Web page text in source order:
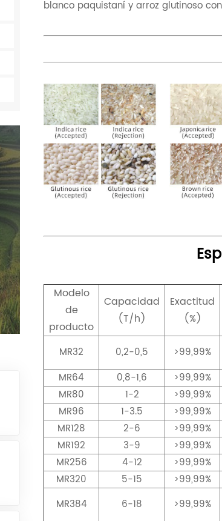
blanco paquistaní y arroz glutinoso
Modelo
de
producto
Capacidad
(T/h)
Exactitud
(%)
MR32 0,2-0,5 >99,99%
MR64
0,8-1,6 >99,99%
MR80
1-2 >99,99%
MR96
1-3.5 >99,99%
MR128
2-6 >99,99%
MR192
3-9 >99,99%
MR256
4-12 >99,99%
MR320
5-15 >99,99%
MR384
6-18 >99,99%